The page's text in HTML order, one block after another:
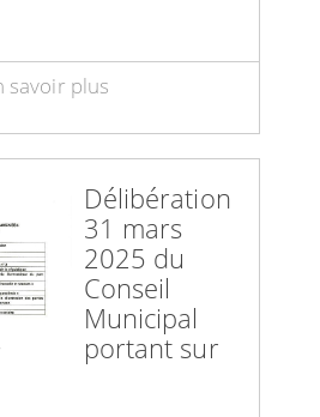
savoir plus
Délibération
31 mars
2025 du
Conseil
Municipal
portant sur